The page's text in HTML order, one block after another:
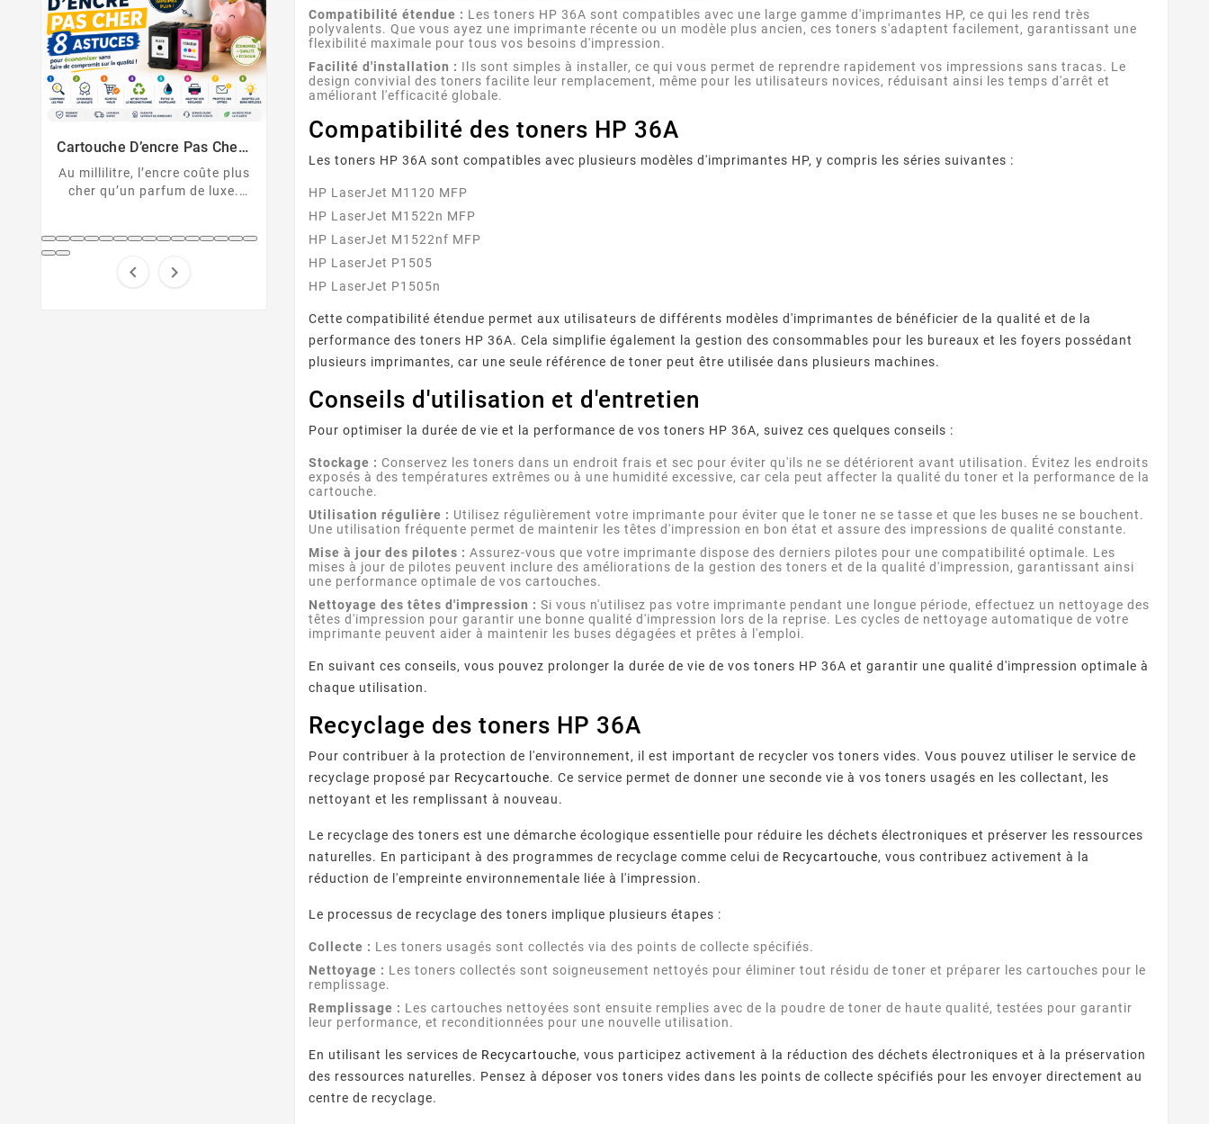
Comment Désactiver La Puce
Cartouche HP non reconnue ?
désactiver la protection des
cartouches HP et contourner
Sur Imprimante Canon :
Solutions Et Dépannage
U043, 1403, B200, 5B00,
cartouche non reconnue…
d'erreur de votre imprimante
Canon et résolvez chaque
Faire Face Au Message «
Votre imprimante Epson
affiche « cartouche non
Leurs Cartouches
fournisseur de cartouches
Compatibles ?
cartouches compatibles
 
Compatibilité étendue : Les toners HP 36A sont compatibles avec une large gamme d'imprimantes HP, ce qui les rend très
polyvalents. Que vous ayez une imprimante récente ou un modèle plus ancien, ces toners s'adaptent facilement, garantissant une
flexibilité maximale pour tous vos besoins d'impression.
Facilité d'installation : Ils sont simples à installer, ce qui vous permet de reprendre rapidement vos impressions sans tracas. Le
design convivial des toners facilite leur remplacement, même pour les utilisateurs novices, réduisant ainsi les temps d'arrêt et
améliorant l'efficacité globale.
Compatibilité des toners HP 36A
Les toners HP 36A sont compatibles avec plusieurs modèles d'imprimantes HP, y compris les séries suivantes :
HP LaserJet M1120 MFP
HP LaserJet M1522n MFP
HP LaserJet M1522nf MFP
HP LaserJet P1505
HP LaserJet P1505n
Cette compatibilité étendue permet aux utilisateurs de différents modèles d'imprimantes de bénéficier de la qualité et de la
performance des toners HP 36A. Cela simplifie également la gestion des consommables pour les bureaux et les foyers possédant
plusieurs imprimantes, car une seule référence de toner peut être utilisée dans plusieurs machines.
Conseils d'utilisation et d'entretien
Pour optimiser la durée de vie et la performance de vos toners HP 36A, suivez ces quelques conseils :
Stockage : Conservez les toners dans un endroit frais et sec pour éviter qu'ils ne se détériorent avant utilisation. Évitez les endroits
exposés à des températures extrêmes ou à une humidité excessive, car cela peut affecter la qualité du toner et la performance de la
cartouche.
Utilisation régulière : Utilisez régulièrement votre imprimante pour éviter que le toner ne se tasse et que les buses ne se bouchent.
Une utilisation fréquente permet de maintenir les têtes d'impression en bon état et assure des impressions de qualité constante.
Mise à jour des pilotes : Assurez-vous que votre imprimante dispose des derniers pilotes pour une compatibilité optimale. Les
mises à jour de pilotes peuvent inclure des améliorations de la gestion des toners et de la qualité d'impression, garantissant ainsi
une performance optimale de vos cartouches.
Nettoyage des têtes d'impression : Si vous n'utilisez pas votre imprimante pendant une longue période, effectuez un nettoyage des
têtes d'impression pour garantir une bonne qualité d'impression lors de la reprise. Les cycles de nettoyage automatique de votre
imprimante peuvent aider à maintenir les buses dégagées et prêtes à l'emploi.
En suivant ces conseils, vous pouvez prolonger la durée de vie de vos toners HP 36A et garantir une qualité d'impression optimale à
chaque utilisation.
Recyclage des toners HP 36A
Pour contribuer à la protection de l'environnement, il est important de recycler vos toners vides. Vous pouvez utiliser le service de
recyclage proposé par Recycartouche. Ce service permet de donner une seconde vie à vos toners usagés en les collectant, les
nettoyant et les remplissant à nouveau.
Le recyclage des toners est une démarche écologique essentielle pour réduire les déchets électroniques et préserver les ressources
naturelles. En participant à des programmes de recyclage comme celui de Recycartouche, vous contribuez activement à la
réduction de l'empreinte environnementale liée à l'impression.
Le processus de recyclage des toners implique plusieurs étapes :
Collecte : Les toners usagés sont collectés via des points de collecte spécifiés.
Nettoyage : Les toners collectés sont soigneusement nettoyés pour éliminer tout résidu de toner et préparer les cartouches pour le
remplissage.
Remplissage : Les cartouches nettoyées sont ensuite remplies avec de la poudre de toner de haute qualité, testées pour garantir
leur performance, et reconditionnées pour une nouvelle utilisation.
En utilisant les services de Recycartouche, vous participez activement à la réduction des déchets électroniques et à la préservation
des ressources naturelles. Pensez à déposer vos toners vides dans les points de collecte spécifiés pour les envoyer directement au
centre de recyclage.